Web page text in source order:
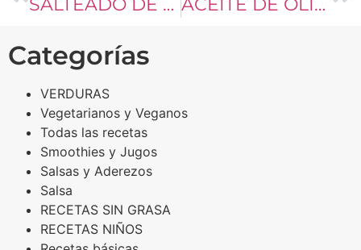
SALTEADO DE POLLO CON SOYA Y BROCOLI ACEITE DE OLIVA INFUSIONADO CON AJO, ROMERO Y TOMILLO
Categorías
VERDURAS
Vegetarianos y Veganos
Todas las recetas
Smoothies y Jugos
Salsas y Aderezos
Salsa
RECETAS SIN GRASA
RECETAS NIÑOS